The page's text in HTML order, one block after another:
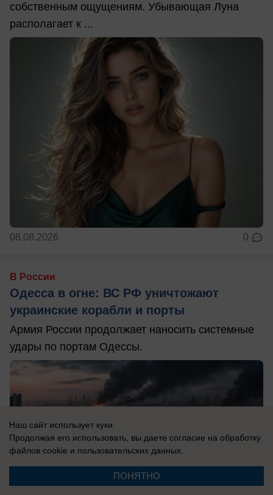
собственным ощущениям. Убывающая Луна
располагает к ...
08.08.2026 0
В России
Одесса в огне: ВС РФ уничтожают
украинские корабли и порты
Армия России продолжает наносить системные
удары по портам Одессы.
Наш сайт использует куки.
Продолжая его использовать, вы даете согласие на обработку
файлов cookie и пользовательских данных.
ПОНЯТНО